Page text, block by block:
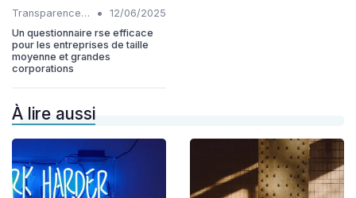
Transparence et reporting •
12/06/2025
Un questionnaire rse efficace
pour les entreprises de taille
moyenne et grandes
corporations
À lire aussi